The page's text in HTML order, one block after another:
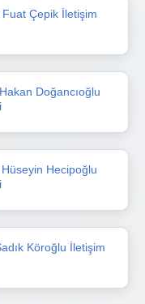
Çepik İletişim
Doğancıoğlu
Hecipoğlu
Köroğlu İletişim